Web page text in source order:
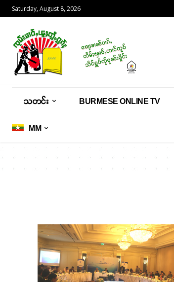
Saturday, August 8, 2026
သတင်း BURMESE ONLINE TV
MM